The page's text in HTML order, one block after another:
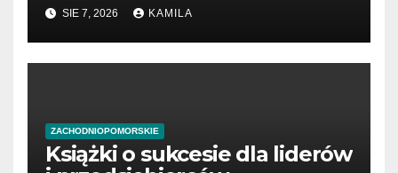
SIE 7, 2026 KAMILA
ZACHODNIOPOMORSKIE
Książki o sukcesie dla liderów